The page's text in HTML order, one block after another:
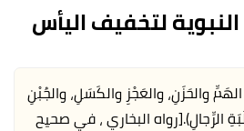
لتخفيف اليأس
والحَزَنِ، والعَجْزِ والكَسَلِ، والجُبْنِ
الرِّجالِ).[رواه البخاري ، في صحيح